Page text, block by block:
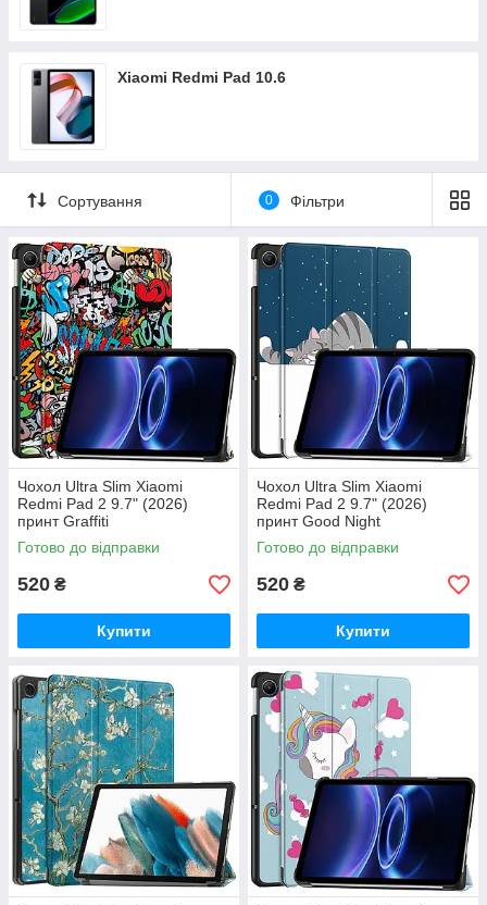
Xiaomi Redmi Pad 10.6
Сортування 0 Фільтри
Чохол Ultra Slim Xiaomi
Redmi Pad 2 9.7" (2026)
принт Graffiti
Готово до відправки
520 ₴
Купити
Чохол Ultra Slim Xiaomi
Redmi Pad 2 9.7" (2026)
принт Good Night
Готово до відправки
520 ₴
Купити